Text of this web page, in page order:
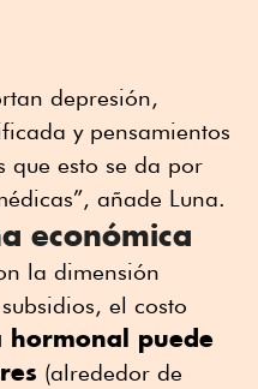
depresión,
y pensamientos
que esto se da por
añade Luna.
económica
la dimensión
el costo
hormonal puede
(alrededor de